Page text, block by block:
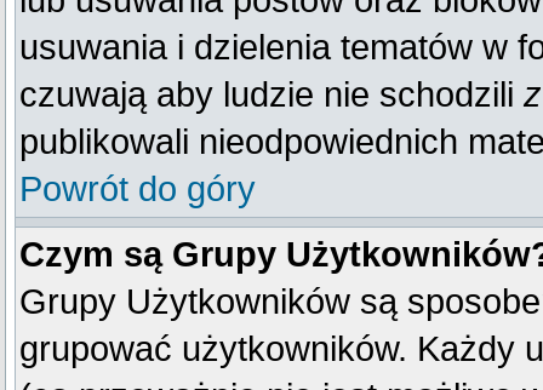
usuwania i dzielenia tematów w
czuwają aby ludzie nie schodzili
publikowali nieodpowiednich
Powrót do góry
Czym są Grupy
Grupy Użytkowników są
grupować użytkowników. Każdy